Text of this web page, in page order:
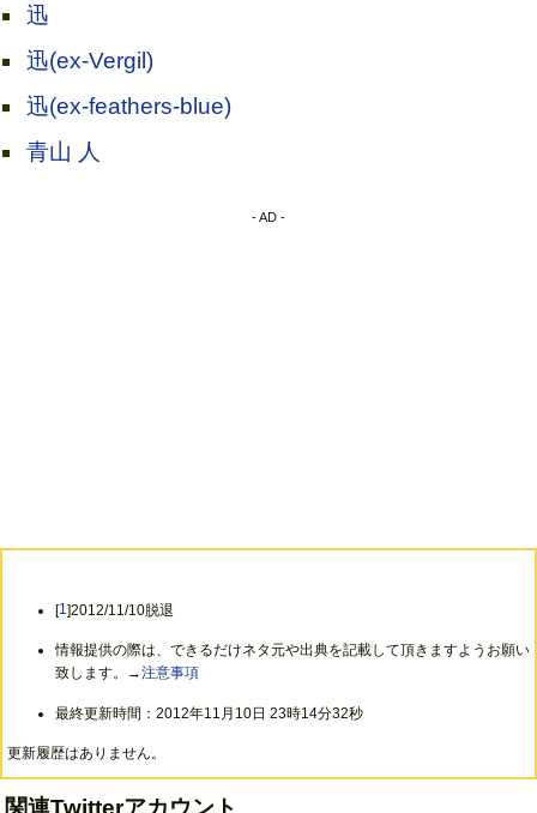
迅
迅(ex-Vergil)
迅(ex-feathers-blue)
青山 人
- AD -
[1]2012/11/10脱退
情報提供の際は、できるだけネタ元や出典を記載して頂きますようお願い
致します。→注意事項
最終更新時間：2012年11月10日 23時14分32秒
更新履歴はありません。
関連Twitterアカウント